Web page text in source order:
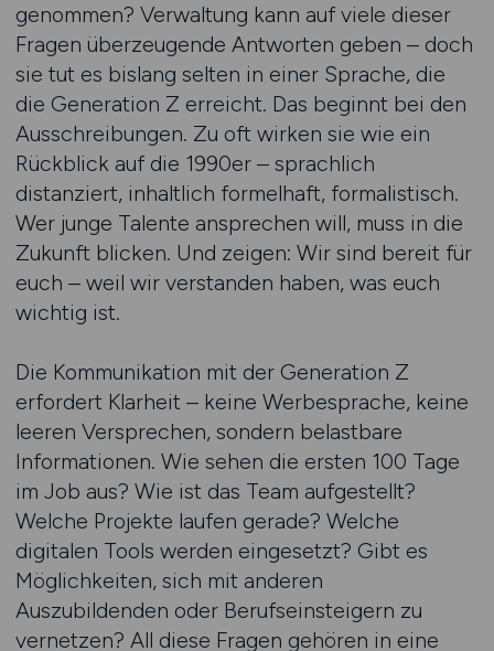
genommen? Verwaltung kann auf viele dieser
Fragen über­zeugende Antworten geben – doch
sie tut es bislang selten in einer Sprache, die
die Generation Z erreicht. Das beginnt bei den
Ausschreibungen. Zu oft wirken sie wie ein
Rückblick auf die 1990er – sprachlich
distanziert, inhaltlich formelhaft, formalistisch.
Wer junge Talente ansprechen will, muss in die
Zukunft blicken. Und zeigen: Wir sind bereit für
euch – weil wir verstanden haben, was euch
wichtig ist.
Die Kommunikation mit der Generation Z
erfordert Klarheit – keine Werbesprache, keine
leeren Versprechen, sondern belastbare
Informationen. Wie sehen die ersten 100 Tage
im Job aus? Wie ist das Team aufgestellt?
Welche Projekte laufen gerade? Welche
digitalen Tools werden eingesetzt? Gibt es
Möglichkeiten, sich mit anderen
Auszubildenden oder Berufs­einsteigern zu
vernetzen? All diese Fragen gehören in eine